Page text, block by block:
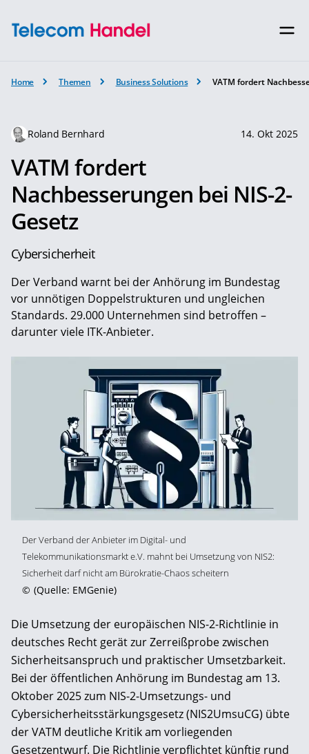
Home Themen Business Solutions VATM fordert
Roland Bernhard 14. Okt 2025
VATM fordert
Nachbesserungen bei NIS-2-
Gesetz
Cybersicherheit
Der Verband warnt bei der Anhörung im Bundestag
vor unnötigen Doppelstrukturen und ungleichen
Standards. 29.000 Unternehmen sind betroffen –
darunter viele ITK-Anbieter.
Der Verband der Anbieter im Digital- und
Telekommunikationsmarkt e.V. mahnt bei Umsetzung von NIS2:
Sicherheit darf nicht am Bürokratie-Chaos scheitern
© (Quelle: EMGenie)
Die Umsetzung der europäischen NIS-2-Richtlinie in
deutsches Recht gerät zur Zerreißprobe zwischen
Sicherheitsanspruch und praktischer Umsetzbarkeit.
Bei der öffentlichen Anhörung im Bundestag am 13.
Oktober 2025 zum NIS-2-Umsetzungs- und
Cybersicherheitsstärkungsgesetz (NIS2UmsuCG) übte
der VATM deutliche Kritik am vorliegenden
Gesetzentwurf. Die Richtlinie verpflichtet künftig rund